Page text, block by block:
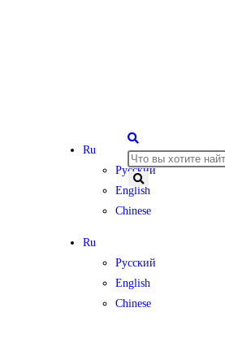
Ru
Русский
English
Chinese
Ru
Русский
English
Chinese